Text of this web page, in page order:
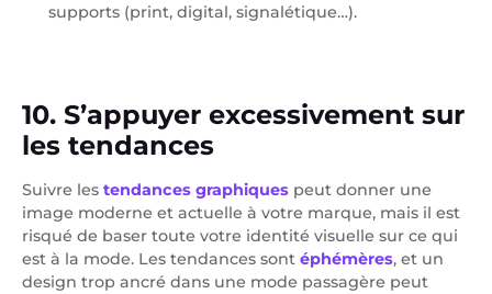
supports (print, digital, signalétique…).
10. S’appuyer excessivement sur
les tendances
Suivre les tendances graphiques peut donner une
image moderne et actuelle à votre marque, mais il est
risqué de baser toute votre identité visuelle sur ce qui
est à la mode. Les tendances sont éphémères, et un
design trop ancré dans une mode passagère peut